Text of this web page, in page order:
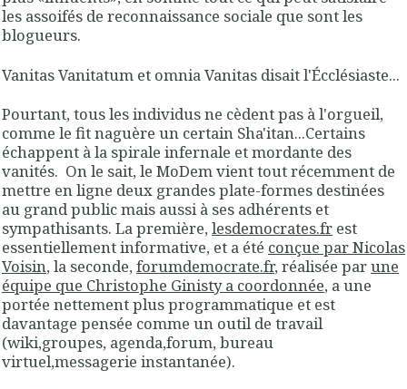
les assoifés de reconnaissance sociale que sont les
blogueurs.
Vanitas Vanitatum et omnia Vanitas disait l'Écclésiaste...
Pourtant, tous les individus ne cèdent pas à l'orgueil,
comme le fit naguère un certain Sha'itan...Certains
échappent à la spirale infernale et mordante des
vanités. On le sait, le MoDem vient tout récemment de
mettre en ligne deux grandes plate-formes destinées
au grand public mais aussi à ses adhérents et
sympathisants. La première,lesdemocrates.fr est
essentiellement informative, et a été conçue par Nicolas
Voisin, la seconde,forumdemocrate.fr, réalisée parune
équipe que Christophe Ginisty a coordonnée, a une
portée nettement plus programmatique et est
davantage pensée comme un outil de travail
(wiki,groupes, agenda,forum, bureau
virtuel,messagerie instantanée).